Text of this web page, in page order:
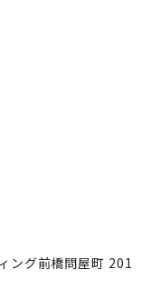
グ前橋問屋町 201